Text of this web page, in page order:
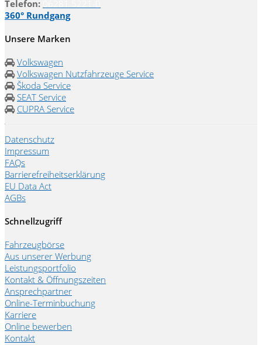
Telefon:
360° Rundgang
Unsere Marken
Volkswagen
Volkswagen Nutzfahrzeuge Service
Škoda Service
SEAT Service
CUPRA Service
Datenschutz
Impressum
FAQs
Barrierefreiheitserklärung
EU Data Act
AGBs
Schnellzugriff
Fahrzeugbörse
Aus unserer Werbung
Leistungsportfolio
Kontakt & Öffnungszeiten
Ansprechpartner
Online-Terminbuchung
Karriere
Online bewerben
Kontakt